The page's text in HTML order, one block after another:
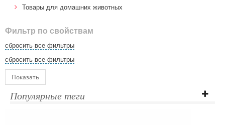
Товары для домашних животных
Фильтр по свойствам
сбросить все фильтры
сбросить все фильтры
Показать
Популярные теги